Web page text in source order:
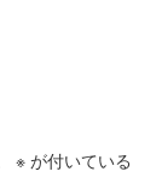
※ が付いている